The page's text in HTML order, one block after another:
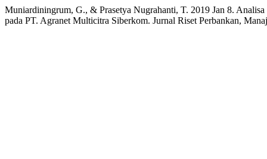
Muniardiningrum, G., & Prasetya Nugrahanti, T. 2019 Jan 8.
pada PT. Agranet Multicitra Siberkom. Jurnal Riset Perbankan,